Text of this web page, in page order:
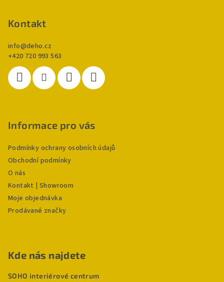
Kontakt
info@deho.cz
+420 720 993 563
Informace pro vás
Podmínky ochrany osobních údajů
Obchodní podmínky
O nás
Kontakt | Showroom
Moje objednávka
Prodávané značky
Kde nás najdete
SOHO interiérové centrum